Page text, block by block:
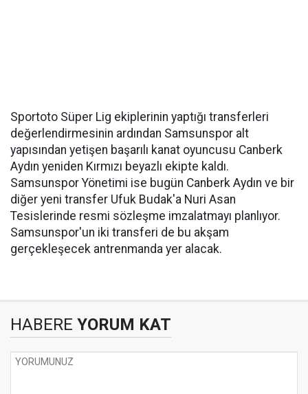
Sportoto Süper Lig ekiplerinin yaptığı transferleri
değerlendirmesinin ardından Samsunspor alt
yapısından yetişen başarılı kanat oyuncusu Canberk
Aydın yeniden Kırmızı beyazlı ekipte kaldı.
Samsunspor Yönetimi ise bugün Canberk Aydın ve bir
diğer yeni transfer Ufuk Budak'a Nuri Asan
Tesislerinde resmi sözleşme imzalatmayı planlıyor.
Samsunspor'un iki transferi de bu akşam
gerçekleşecek antrenmanda yer alacak.
HABERE YORUM KAT